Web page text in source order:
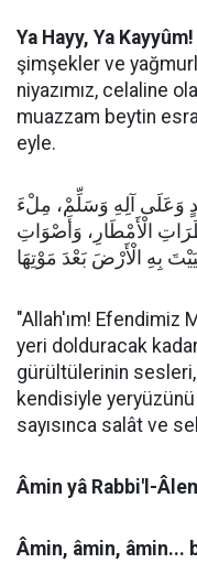
​Ya Hayy, Ya Kayyûm!
şimşekler ve
niyazımız, celaline
muazzam beytin
eyle.
وَعَلَى آلِهِ وَسَلِّمْ، مِلْءَ
الْأَمْطَارِ، وَأَصْوَاتِ
بِهِ الْأَرْضَ بَعْدَ مَوْتِهَا
"Allah'ım! Efendimiz
yeri dolduracak
gürültülerinin sesleri,
kendisiyle
sayısınca salât ve
Âmin yâ Rabbi'l-
Âmin, âmin, âmin...